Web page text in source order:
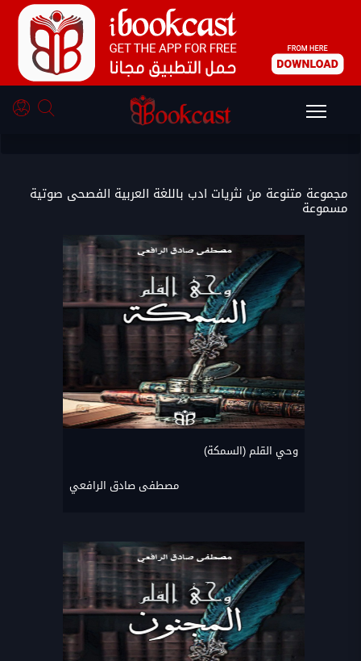
نثريات ادب باللغة العربية الفصحى
مجموعة متنوعة من نثريات ادب باللغة العربية الفصحى صوتية
مسموعة
وحي القلم (السمكة)
مصطفى صادق الرافعي